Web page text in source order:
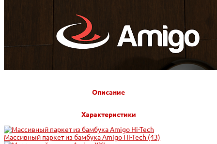
Описание
Характеристики
Массивный паркет из бамбука Amigo Hi-Tech (43)